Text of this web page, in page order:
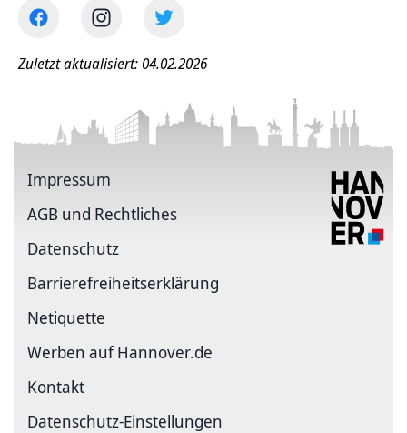
Zuletzt aktualisiert: 04.02.2026
Impressum
AGB und Rechtliches
Datenschutz
Barriere­freiheits­erklärung
Netiquette
Werben auf Hannover.de
Kontakt
Datenschutz-Einstellungen